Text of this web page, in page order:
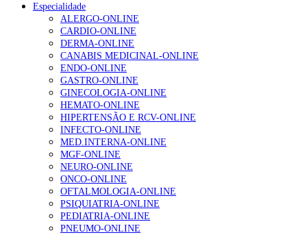
Enfermagem Forense. “Da urgência ao tribunal, cada
gesto conta e cada profissional faz a diferença”
203 visualizações
1.º Episódio do Podcast “Frequência Cardio – Sintoniza-
te na Insuficiência Cardíaca” da Bayer
202 visualizações
Alguns milhares de utentes podem ficar sem médico de
família com nova regras do registo, alerta associação
160 visualizações
Especialidade
ALERGO-ONLINE
CARDIO-ONLINE
DERMA-ONLINE
CANABIS MEDICINAL-ONLINE
ENDO-ONLINE
GASTRO-ONLINE
GINECOLOGIA-ONLINE
HEMATO-ONLINE
HIPERTENSÃO E RCV-ONLINE
INFECTO-ONLINE
MED.INTERNA-ONLINE
MGF-ONLINE
NEURO-ONLINE
ONCO-ONLINE
OFTALMOLOGIA-ONLINE
PSIQUIATRIA-ONLINE
PEDIATRIA-ONLINE
PNEUMO-ONLINE